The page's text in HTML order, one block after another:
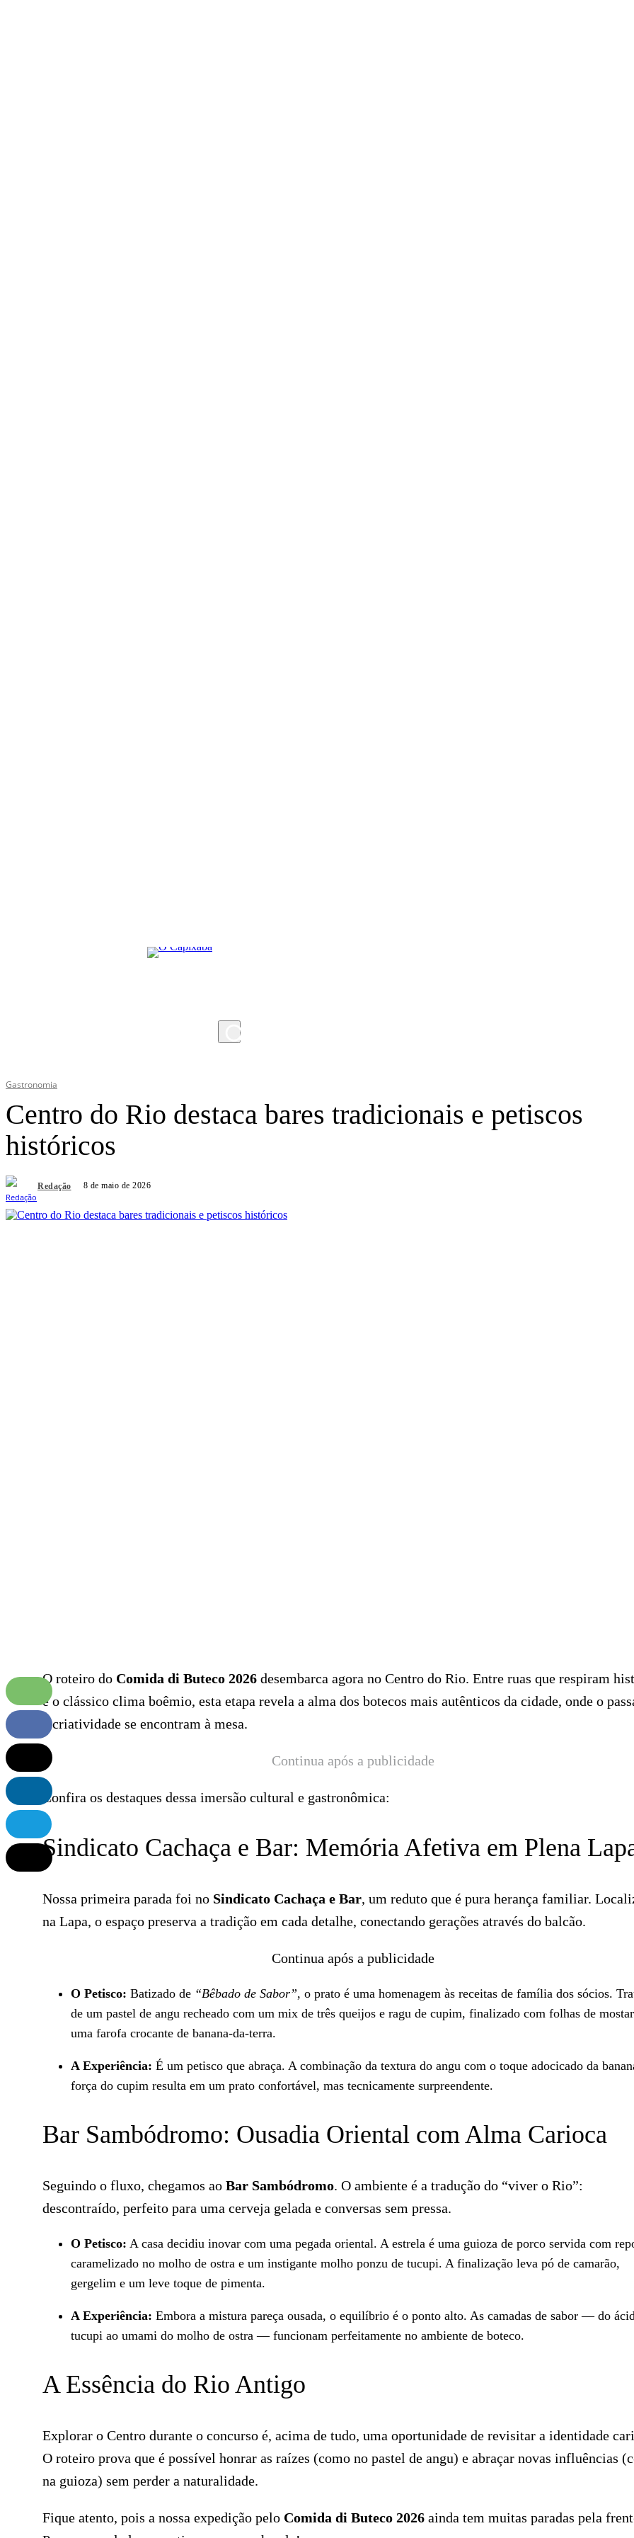
Gastronomia
Centro do Rio destaca bares tradicionais e petiscos
históricos
Redação 8 de maio de 2026
O roteiro do Comida di Buteco 2026 desembarca agora no Centro do Rio. Entre ruas que respiram
e o clássico clima boêmio, esta etapa revela a alma dos botecos mais autênticos da cidade, onde o
a criatividade se encontram à mesa.
Continua após a publicidade
Confira os destaques dessa imersão cultural e gastronômica:
Sindicato Cachaça e Bar: Memória Afetiva em Plena
Nossa primeira parada foi no Sindicato Cachaça e Bar, um reduto que é pura herança familiar.
na Lapa, o espaço preserva a tradição em cada detalhe, conectando gerações através do balcão.
Continua após a publicidade
O Petisco: Batizado de “Bêbado de Sabor”, o prato é uma homenagem às receitas de família dos sócios.
de um pastel de angu recheado com um mix de três queijos e ragu de cupim, finalizado com folhas de
uma farofa crocante de banana-da-terra.
A Experiência: É um petisco que abraça. A combinação da textura do angu com o toque adocicado da
força do cupim resulta em um prato confortável, mas tecnicamente surpreendente.
Bar Sambódromo: Ousadia Oriental com Alma Carioca
Seguindo o fluxo, chegamos ao Bar Sambódromo. O ambiente é a tradução do “viver o Rio”:
descontraído, perfeito para uma cerveja gelada e conversas sem pressa.
O Petisco: A casa decidiu inovar com uma pegada oriental. A estrela é uma guioza de porco servida com
caramelizado no molho de ostra e um instigante molho ponzu de tucupi. A finalização leva pó de camarão,
gergelim e um leve toque de pimenta.
A Experiência: Embora a mistura pareça ousada, o equilíbrio é o ponto alto. As camadas de sabor — do
tucupi ao umami do molho de ostra — funcionam perfeitamente no ambiente de boteco.
A Essência do Rio Antigo
Explorar o Centro durante o concurso é, acima de tudo, uma oportunidade de revisitar a identidade
O roteiro prova que é possível honrar as raízes (como no pastel de angu) e abraçar novas influências
na guioza) sem perder a naturalidade.
Fique atento, pois a nossa expedição pelo Comida di Buteco 2026 ainda tem muitas paradas pela